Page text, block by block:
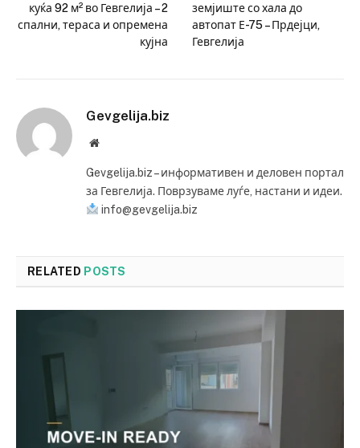
куќа 92 м² во Гевгелија – 2
спални, тераса и опремена
кујна
земјиште со хала до
автопат Е-75 – Прдејци,
Гевгелија
Gevgelija.biz
Website
Gevgelija.biz – информативен и деловен портал
за Гевгелија. Поврзуваме луѓе, настани и идеи.
info@gevgelija.biz
RELATED POSTS